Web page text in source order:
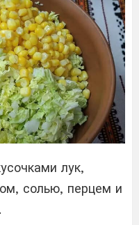
лук,
солью, перцем и